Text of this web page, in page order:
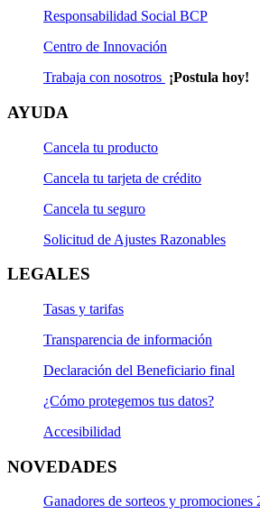
Responsabilidad Social BCP
Centro de Innovación
Trabaja con nosotros ¡Postula hoy!
AYUDA
Cancela tu producto
Cancela tu tarjeta de crédito
Cancela tu seguro
Solicitud de Ajustes Razonables
LEGALES
Tasas y tarifas
Transparencia de información
Declaración del Beneficiario final
¿Cómo protegemos tus datos?
Accesibilidad
NOVEDADES
Ganadores de sorteos y promociones